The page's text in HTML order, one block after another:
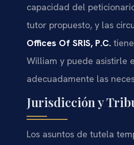
capacidad del
tutor propuesto, y las
Offices Of SRIS, P.C.
William y puede asistirle
adecuadamente las
Jurisdicción y
Los asuntos de tutela